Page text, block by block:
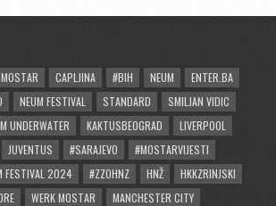
MOSTAR CAPLJINA #BIH NEUM
ENTER.BA
NEUM FESTIVAL STANDARD
SMILJAN VIDIC
UNDERWATER KAKTUSBEOGRAD
LIVERPOOL
JUVENTUS #SARAJEVO
#MOSTARVIJESTI
FESTIVAL 2024
#ZZOHNZ HNŽ
HKKZRINJSKI
WERK MOSTAR
MANCHESTER CITY